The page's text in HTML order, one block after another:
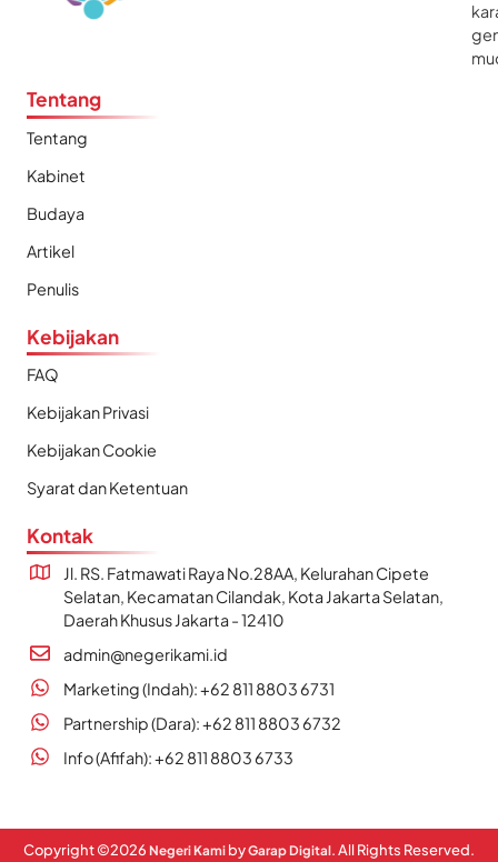
Tentang
Tentang
Kabinet
Budaya
Artikel
Penulis
Kebijakan
FAQ
Kebijakan Privasi
Kebijakan Cookie
Syarat dan Ketentuan
Kontak
Jl. RS. Fatmawati Raya No.28AA, Kelurahan Cipete
Selatan, Kecamatan Cilandak, Kota Jakarta Selatan,
Daerah Khusus Jakarta - 12410
admin@negerikami.id
Marketing (Indah): +62 811 8803 6731
Partnership (Dara): +62 811 8803 6732
Info (Afifah): +62 811 8803 6733
Copyright ©2026 Negeri Kami byGarap Digital. All Rights Reserved.